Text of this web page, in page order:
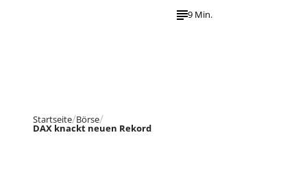
9 Min.
Startseite Börse
DAX knackt neuen Rekord